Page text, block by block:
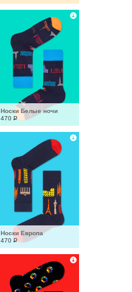
Носки Белые ночи
470 Р
Носки Европа
470 Р